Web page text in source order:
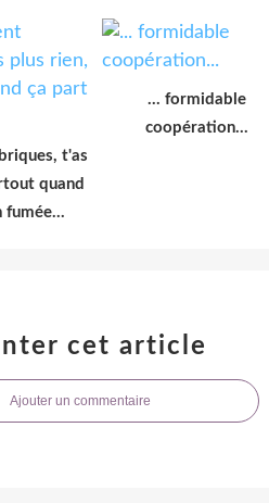
t'as
quand
fumée...
... formidable
coopération...
cet article
Ajouter un commentaire